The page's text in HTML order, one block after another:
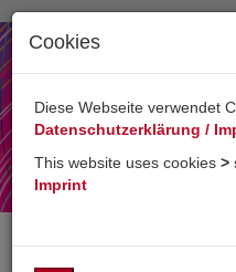
Cookies
Diese Webseite verwendet
Datenschutzerklärung /
This website uses cookies >
Imprint